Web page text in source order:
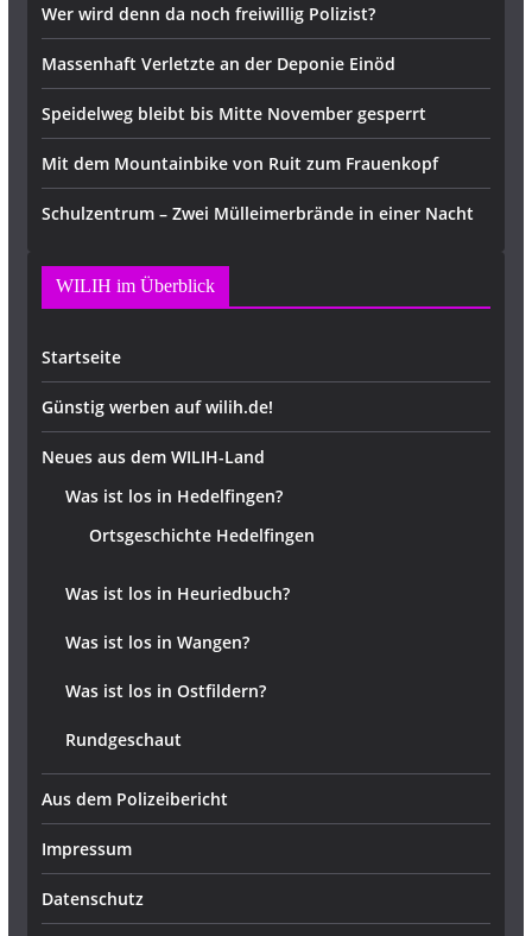
Wer wird denn da noch freiwillig Polizist?
Massenhaft Verletzte an der Deponie Einöd
Speidelweg bleibt bis Mitte November gesperrt
Mit dem Mountainbike von Ruit zum Frauenkopf
Schulzentrum – Zwei Mülleimerbrände in einer Nacht
WILIH im Überblick
Startseite
Günstig werben auf wilih.de!
Neues aus dem WILIH-Land
Was ist los in Hedelfingen?
Ortsgeschichte Hedelfingen
Was ist los in Heuriedbuch?
Was ist los in Wangen?
Was ist los in Ostfildern?
Rundgeschaut
Aus dem Polizeibericht
Impressum
Datenschutz